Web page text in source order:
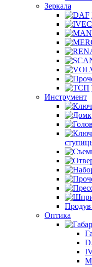
Зеркала
Инструмент
Оптика